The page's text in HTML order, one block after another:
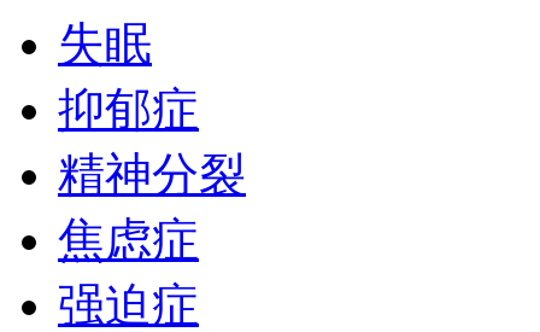
失眠
抑郁症
精神分裂
焦虑症
强迫症